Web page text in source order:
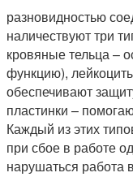
разновидностью
наличествуют три
кровяные тельца –
функцию),
обеспечивают
пластинки –
Каждый из этих
при сбое в работе
нарушаться работа